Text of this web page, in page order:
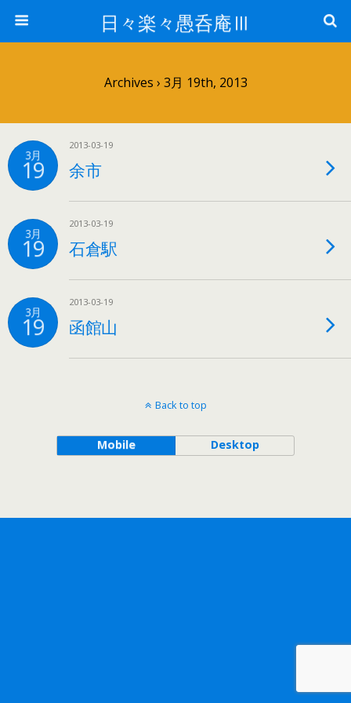
日々楽々愚呑庵Ⅲ
Archives › 3月 19th, 2013
3月
19
2013-03-19
余市
3月
19
2013-03-19
石倉駅
3月
19
2013-03-19
函館山
Back to top
Mobile Desktop